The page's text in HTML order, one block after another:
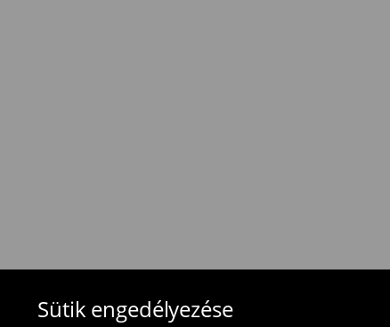
Sütik engedélyezéseFürdőruhákat és pizsamákat nem lehet
használja az online visszaküldési űrlapot.